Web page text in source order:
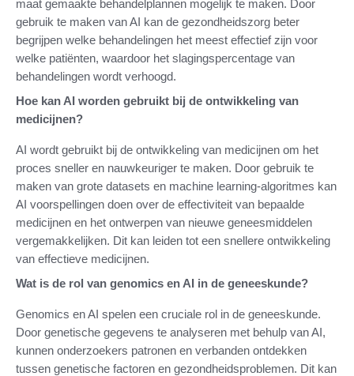
maat gemaakte behandelplannen mogelijk te maken. Door
gebruik te maken van AI kan de gezondheidszorg beter
begrijpen welke behandelingen het meest effectief zijn voor
welke patiënten, waardoor het slagingspercentage van
behandelingen wordt verhoogd.
Hoe kan AI worden gebruikt bij de ontwikkeling van
medicijnen?
AI wordt gebruikt bij de ontwikkeling van medicijnen om het
proces sneller en nauwkeuriger te maken. Door gebruik te
maken van grote datasets en machine learning-algoritmes kan
AI voorspellingen doen over de effectiviteit van bepaalde
medicijnen en het ontwerpen van nieuwe geneesmiddelen
vergemakkelijken. Dit kan leiden tot een snellere ontwikkeling
van effectieve medicijnen.
Wat is de rol van genomics en AI in de geneeskunde?
Genomics en AI spelen een cruciale rol in de geneeskunde.
Door genetische gegevens te analyseren met behulp van AI,
kunnen onderzoekers patronen en verbanden ontdekken
tussen genetische factoren en gezondheidsproblemen. Dit kan